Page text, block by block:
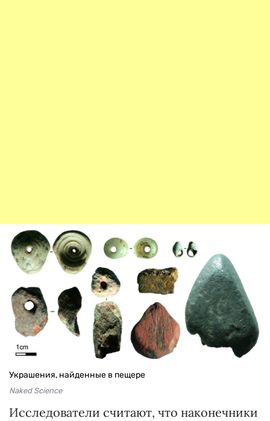
Украшения, найденные в пещере
Naked Science
Исследователи считают, что наконечники